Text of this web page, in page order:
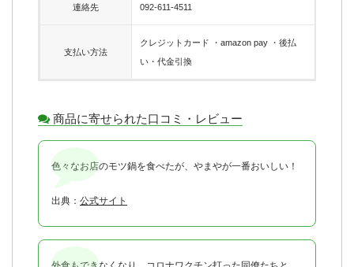
連絡先 092-611-4511
支払い方法
クレジットカード ・amazon pay ・後払
い・代金引換
商品に寄せられた口コミ・レビュー
色々なお店のモツ鍋を食べたが、やまやが一番おいしい！
出典： 公式サイト